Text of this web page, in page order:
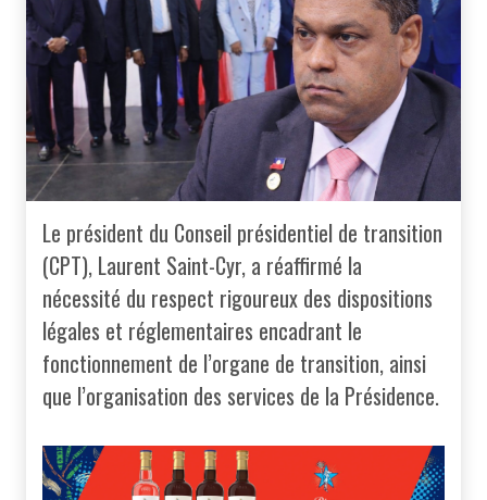
Le président du Conseil présidentiel de transition
(CPT), Laurent Saint-Cyr, a réaffirmé la
nécessité du respect rigoureux des dispositions
légales et réglementaires encadrant le
fonctionnement de l’organe de transition, ainsi
que l’organisation des services de la Présidence.